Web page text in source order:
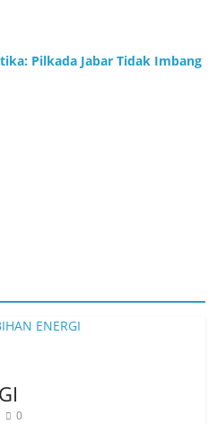
Pilkada Jabar Tidak Imbang
0